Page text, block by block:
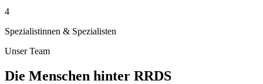
4
Spezialistinnen & Spezialisten
Unser Team
Die Menschen hinter RRDS